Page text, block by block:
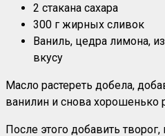
2 стакана сахара
300 г жирных сливок
Ваниль, цедра лимона,
вкусу
Масло растереть добела,
ванилин и снова хорошенько
После этого добавить творог,